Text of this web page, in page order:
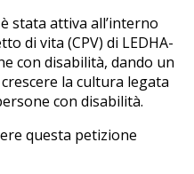
stata attiva all’interno
di vita (CPV) di LEDHA-
con disabilità, dando un
la cultura legata
con disabilità.
questa petizione